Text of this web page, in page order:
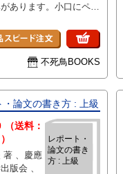
あります。小口にペン
不死鳥BOOKS
・論文の書き方 : 上級
レポート・
論文の書き
方 : 上級
（送料：
應
版会 、